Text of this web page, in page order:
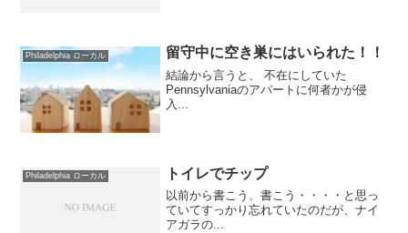
Philadelphia ローカル 留守中に空き巣にはいられた！！
結論から言うと、 不在にしていた
Pennsylvaniaのアパートに何者かが侵
入...
Philadelphia ローカル トイレでチップ
以前から書こう、書こう・・・・と思っ
ていてすっかり忘れていたのだが、ナイ
アガラの...